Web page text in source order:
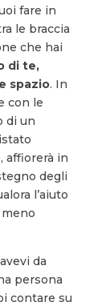
fare in
le braccia
che hai
di te,
spazio. In
con le
di un
affiorerà in
degli
l’aiuto
da
persona
contare su